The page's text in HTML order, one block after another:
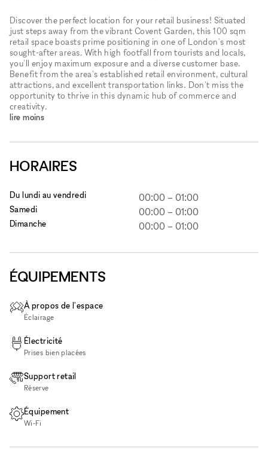
Discover the perfect location for your retail business! Situated
just steps away from the vibrant Covent Garden, this 100 sqm
retail space boasts prime positioning in one of London's most
sought-after areas. With high footfall from tourists and locals,
you'll enjoy maximum exposure and a diverse customer base.
Benefit from the area's established retail environment, cultural
attractions, and excellent transportation links. Don't miss the
opportunity to thrive in this dynamic hub of commerce and
creativity.
lire moins
HORAIRES
Du lundi au vendredi 00:00 – 01:00
Samedi 00:00 – 01:00
Dimanche 00:00 – 01:00
ÉQUIPEMENTS
À propos de l'espace
Éclairage
Électricité
Prises bien placées
Support retail
Réserve
Équipement
Wi‑Fi